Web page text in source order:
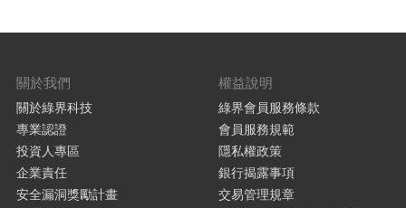
關於我們
關於綠界科技
專業認證
投資人專區
企業責任
安全漏洞獎勵計畫
權益說明
綠界會員服務條款
會員服務規範
隱私權政策
銀行揭露事項
交易管理規章